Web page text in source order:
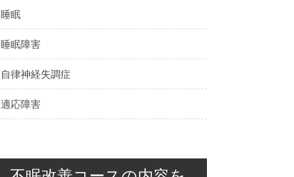
睡眠
睡眠障害
自律神経失調症
適応障害